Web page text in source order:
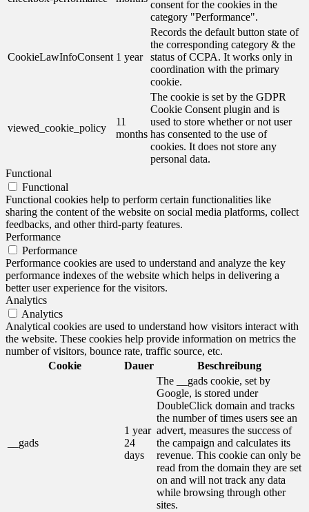
consent for the cookies in the
category "Performance".
CookieLawInfoConsent 1 year
Records the default button state of
the corresponding category & the
status of CCPA. It works only in
coordination with the primary
cookie.
viewed_cookie_policy
11
months
The cookie is set by the GDPR
Cookie Consent plugin and is
used to store whether or not user
has consented to the use of
cookies. It does not store any
personal data.
Functional
Functional
Functional cookies help to perform certain functionalities like
sharing the content of the website on social media platforms, collect
feedbacks, and other third-party features.
Performance
Performance
Performance cookies are used to understand and analyze the key
performance indexes of the website which helps in delivering a
better user experience for the visitors.
Analytics
Analytics
Analytical cookies are used to understand how visitors interact with
the website. These cookies help provide information on metrics the
number of visitors, bounce rate, traffic source, etc.
Cookie
Dauer Beschreibung
__gads
1 year
24
days
The __gads cookie, set by
Google, is stored under
DoubleClick domain and tracks
the number of times users see an
advert, measures the success of
the campaign and calculates its
revenue. This cookie can only be
read from the domain they are set
on and will not track any data
while browsing through other
sites.